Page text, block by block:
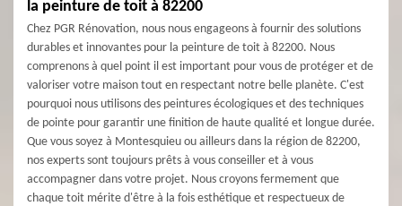
la peinture de toit à 82200
Chez PGR Rénovation, nous nous engageons à fournir des solutions
durables et innovantes pour la peinture de toit à 82200. Nous
comprenons à quel point il est important pour vous de protéger et de
valoriser votre maison tout en respectant notre belle planète. C'est
pourquoi nous utilisons des peintures écologiques et des techniques
de pointe pour garantir une finition de haute qualité et longue durée.
Que vous soyez à Montesquieu ou ailleurs dans la région de 82200,
nos experts sont toujours prêts à vous conseiller et à vous
accompagner dans votre projet. Nous croyons fermement que
chaque toit mérite d'être à la fois esthétique et respectueux de